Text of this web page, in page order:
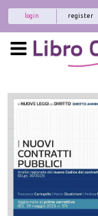
register
login